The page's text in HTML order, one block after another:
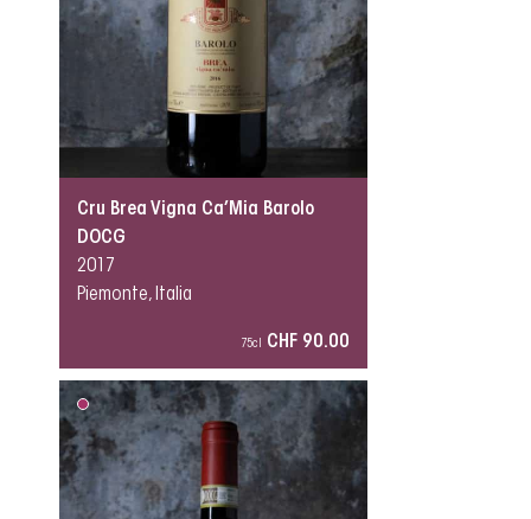
Cru Brea Vigna Ca’Mia Barolo
DOCG
2017
Piemonte, Italia
75cl CHF 90.00